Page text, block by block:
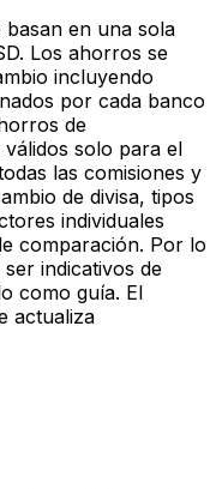
en una sola
Los ahorros se
incluyendo
por cada banco
de
solo para el
las comisiones y
de divisa, tipos
individuales
comparación. Por lo
indicativos de
como guía. El
actualiza